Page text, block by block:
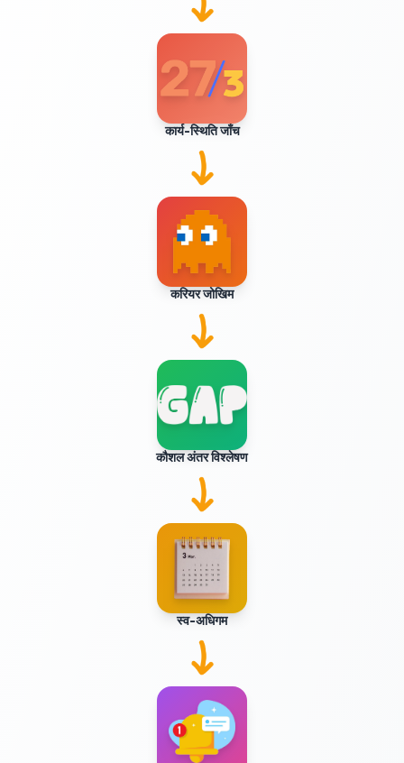
कार्य-स्थिति जाँच
करियर जोखिम
कौशल अंतर विश्लेषण
स्व-अधिगम